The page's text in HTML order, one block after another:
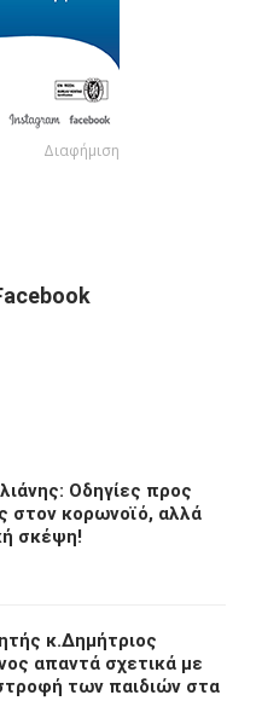
Διαφήμιση
Διαφήμιση
Οδηγίες προς
στον κορωνοϊό, αλλά
σκέψη!
κ.Δημήτριος
απαντά σχετικά με
των παιδιών στα